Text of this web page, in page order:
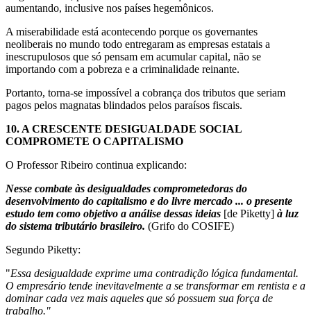
aumentando, inclusive nos países hegemônicos.
A miserabilidade está acontecendo porque os governantes
neoliberais no mundo todo entregaram as empresas estatais a
inescrupulosos que só pensam em acumular capital, não se
importando com a pobreza e a criminalidade reinante.
Portanto, torna-se impossível a cobrança dos tributos que seriam
pagos pelos magnatas blindados pelos paraísos fiscais.
10. A CRESCENTE DESIGUALDADE SOCIAL
COMPROMETE O CAPITALISMO
O Professor Ribeiro continua explicando:
Nesse combate às desigualdades comprometedoras do
desenvolvimento do capitalismo e do livre mercado ... o presente
estudo tem como objetivo a análise dessas ideias [de Piketty] à luz
do sistema tributário brasileiro. (Grifo do COSIFE)
Segundo Piketty:
"Essa desigualdade exprime uma contradição lógica fundamental.
O empresário tende inevitavelmente a se transformar em rentista e a
dominar cada vez mais aqueles que só possuem sua força de
trabalho."